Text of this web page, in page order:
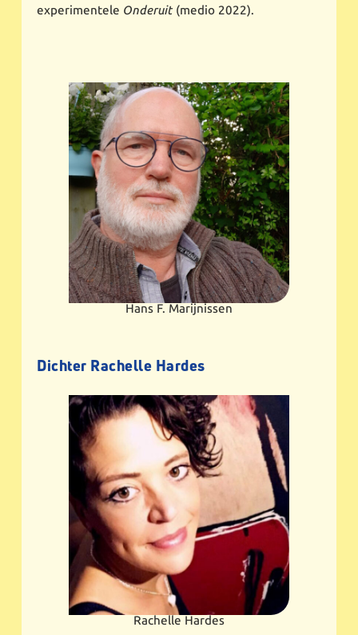
experimentele Onderuit (medio 2022).
Hans F. Marijnissen
Dichter Rachelle Hardes
Rachelle Hardes